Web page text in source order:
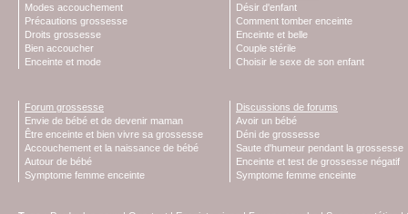
Modes accouchement
Précautions grossesse
Droits grossesse
Bien accoucher
Enceinte et mode
Désir d'enfant
Comment tomber enceinte
Enceinte et belle
Couple stérile
Choisir le sexe de son enfant
Forum grossesse
Envie de bébé et de devenir maman
Être enceinte et bien vivre sa grossesse
Accouchement et la naissance de bébé
Autour de bébé
Symptome femme enceinte
Discussions de forums
Avoir un bébé
Déni de grossesse
Saute d'humeur pendant la grossesse
Enceinte et test de grossesse négatif
Symptome femme enceinte